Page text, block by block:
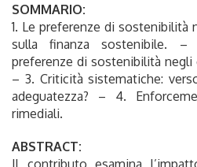
SOMMARIO:
1. Le preferenze di sostenibilità
sulla finanza sostenibile. –
preferenze di sostenibilità
– 3. Criticità sistematiche:
adeguatezza? – 4.
rimediali.
ABSTRACT:
Il contributo esamina